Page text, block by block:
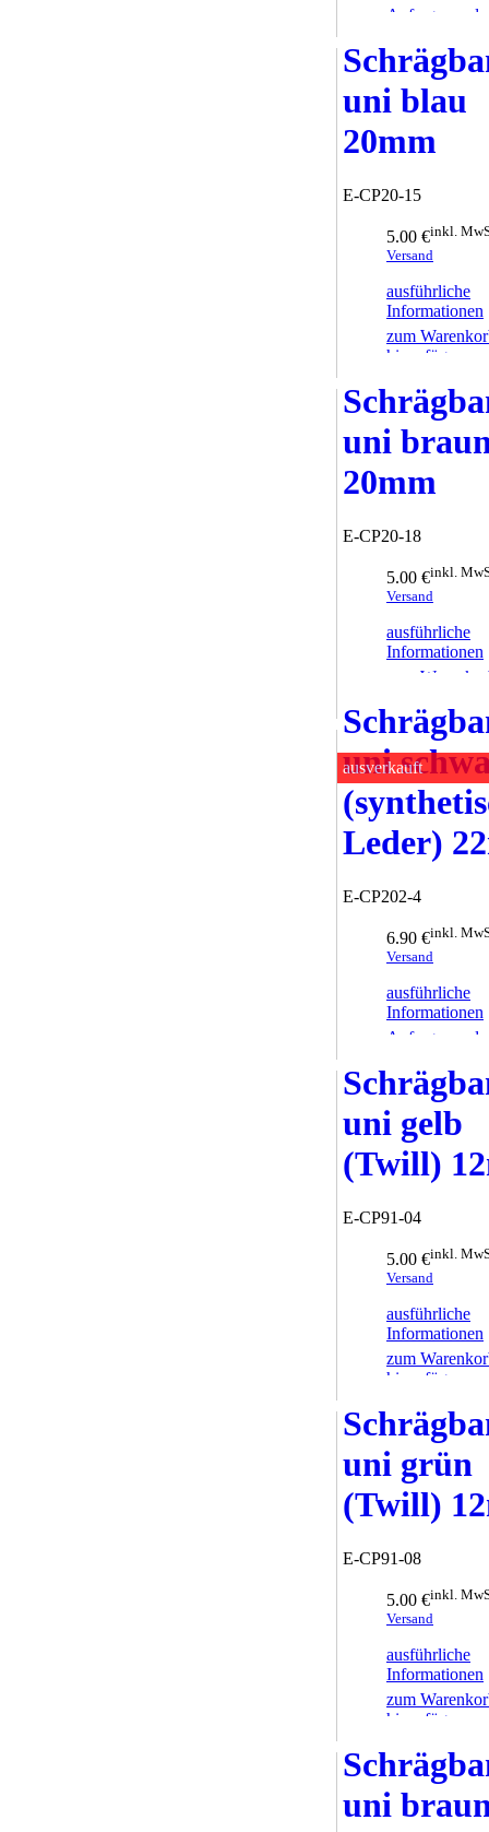
Anfrage
uni blau
20mm
E-CP20-15
5.00 €inkl.
Versand
ausführliche
Informationen
zum
hinzufügen
uni
20mm
E-CP20-18
5.00 €inkl.
Versand
ausführliche
Informationen
zum
ausverkauft
uni
Leder)
E-CP202-4
6.90 €inkl.
Versand
ausführliche
Informationen
Anfrage
uni gelb
(Twill)
E-CP91-04
5.00 €inkl.
Versand
ausführliche
Informationen
zum
hinzufügen
uni grün
(Twill)
E-CP91-08
5.00 €inkl.
Versand
ausführliche
Informationen
zum
hinzufügen
uni